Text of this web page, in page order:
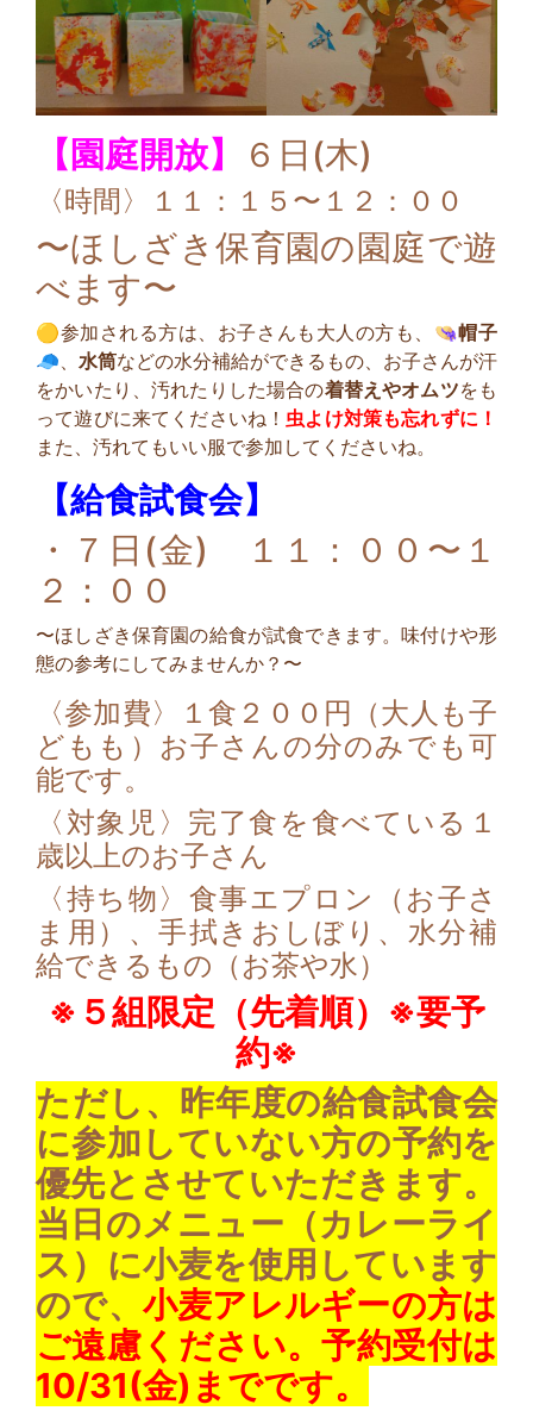
【園庭開放】 ６日(木)
〈時間〉１１：１５〜１２：００
〜ほしざき保育園の園庭で遊
べます〜
🟡参加される方は、お子さんも大人の方も、👒帽子
🧢、 水筒などの水分補給ができるもの、お子さんが汗
をかいたり、汚れたりした場合の着替えやオムツをも
って遊びに来てくださいね！ 虫よけ対策も忘れずに！
また、汚れてもいい服で参加してくださいね。
【給食試食会】
・７日(金) １１：００〜１
２：００
〜ほしざき保育園の給食が試食できます。味付けや形
態の参考にしてみませんか？〜
〈参加費〉１食２００円（大人も子
どもも）お子さんの分のみでも可
能です。
〈対象児〉完了食を食べている１
歳以上のお子さん
〈持ち物〉食事エプロン（お子さ
ま用）、手拭きおしぼり、水分補
給できるもの（お茶や水）
※５組限定（先着順）※要予
約※
ただし、昨年度の給食試食会
に参加していない方の予約を
優先とさせていただきます。
当日のメニュー（カレーライ
ス）に小麦を使用しています
ので、 小麦アレルギーの方は
ご遠慮ください。予約受付は
10/31(金)までです。